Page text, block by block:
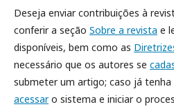
Deseja enviar contribuições à
conferir a seção Sobre a revista e
disponíveis, bem como as
necessário que os autores se
submeter um artigo; caso já
acessaro sistema e iniciar o